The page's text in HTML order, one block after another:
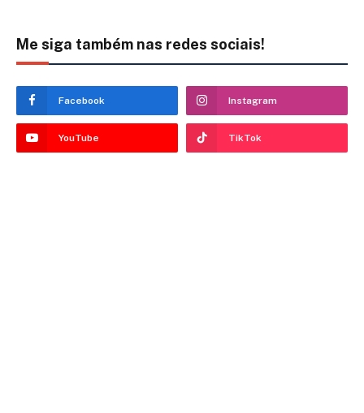
Me siga também nas redes sociais!
Facebook Instagram
YouTube TikTok